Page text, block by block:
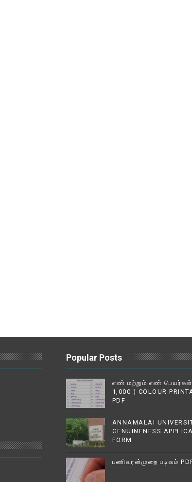
Popular Posts
எண் மற்றும் எண் பெயர்கள்
1,000 ) COLOUR
PDF
ANNAMALAI
GENUINENESS
FORM
பணிவரன்முறை படிவம்